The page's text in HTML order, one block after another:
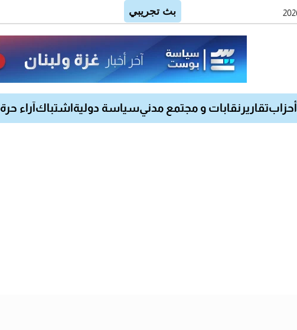
أحزابتقارير نقابات و مجتمع مدنيسياسة دولية اشتباك آراء حرة